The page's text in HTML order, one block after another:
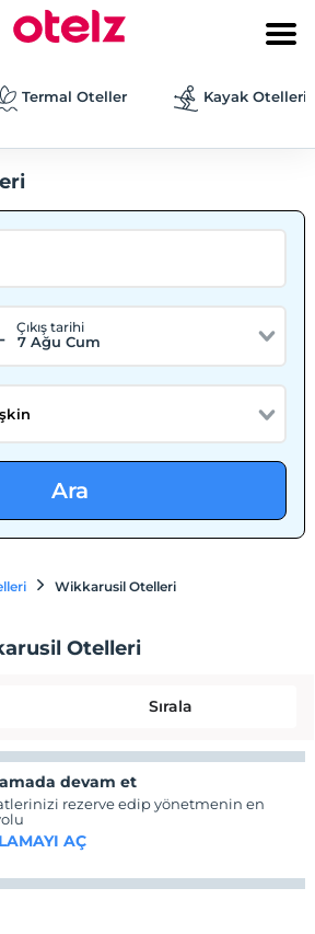
Termal Oteller Kayak Otelleri
-
Çıkış tarihi
7 Ağu Cum
Ara
Wikkarusil Otelleri
Otelleri
Sırala
devam et
rezerve edip yönetmenin en
AÇ